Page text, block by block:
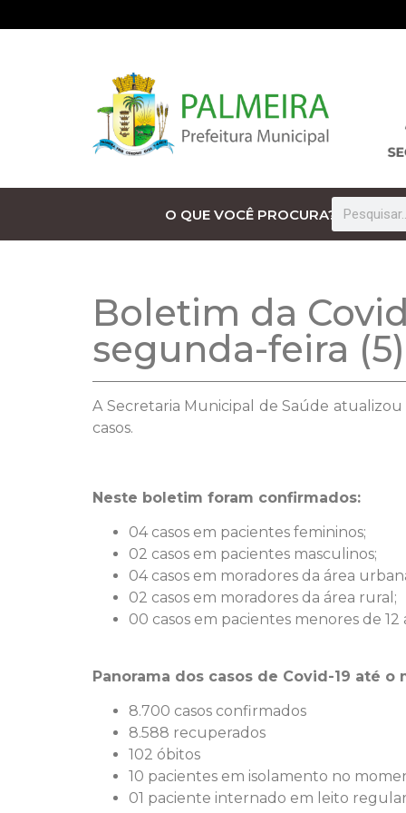
O QUE VOCÊ PROCURA?
Boletim da
segunda-feira (5)
A Secretaria Municipal de Saúde
casos.
Neste boletim foram confirmados:
04 casos em pacientes femininos;
02 casos em pacientes masculinos;
04 casos em moradores da área
02 casos em moradores da área rural;
00 casos em pacientes menores de 12
Panorama dos casos de Covid-19 até o
8.700 casos confirmados
8.588 recuperados
102 óbitos
10 pacientes em isolamento no
01 paciente internado em leito